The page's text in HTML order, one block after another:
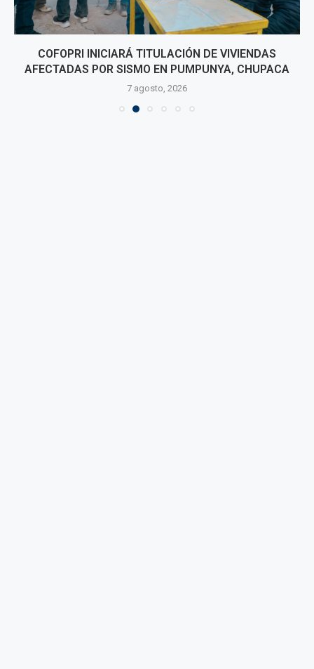
COFOPRI INICIARÁ TITULACIÓN DE VIVIENDAS
AFECTADAS POR SISMO EN PUMPUNYA, CHUPACA
7 agosto, 2026